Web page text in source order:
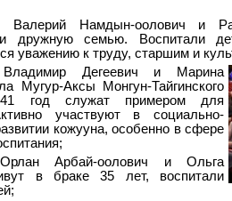
Намдын-оолович и
дружную семью. Воспитали
уважению к труду, старшим и
Дегеевич и Марина
Мугур-Аксы Монгун-Тайгинского
год служат примером для
участвуют в социально-
кожууна, особенно в сфере
Арбай-оолович и Ольга
в браке 35 лет, воспитали